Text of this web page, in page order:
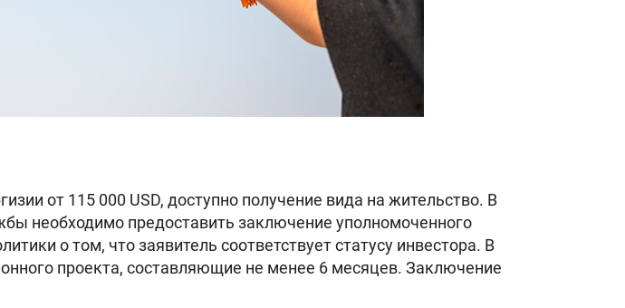
от 115 000 USD, доступно получение вида на жительство. В
необходимо предоставить заключение уполномоченного
о том, что заявитель соответствует статусу инвестора. В
проекта, составляющие не менее 6 месяцев. Заключение